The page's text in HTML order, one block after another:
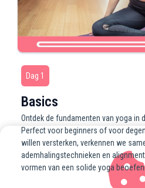
Dag 1
Basics
Ontdek de fundamenten van yoga in
Perfect voor beginners of voor
willen versterken, verkennen we
ademhalingstechnieken en
vormen van een solide yoga